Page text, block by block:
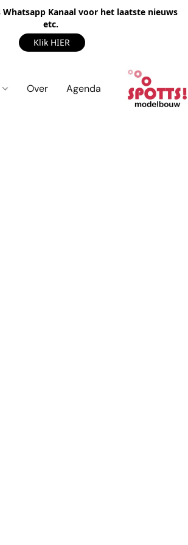
Kanaal voor het laatste nieuws
etc.
Klik HIER
Over Agenda